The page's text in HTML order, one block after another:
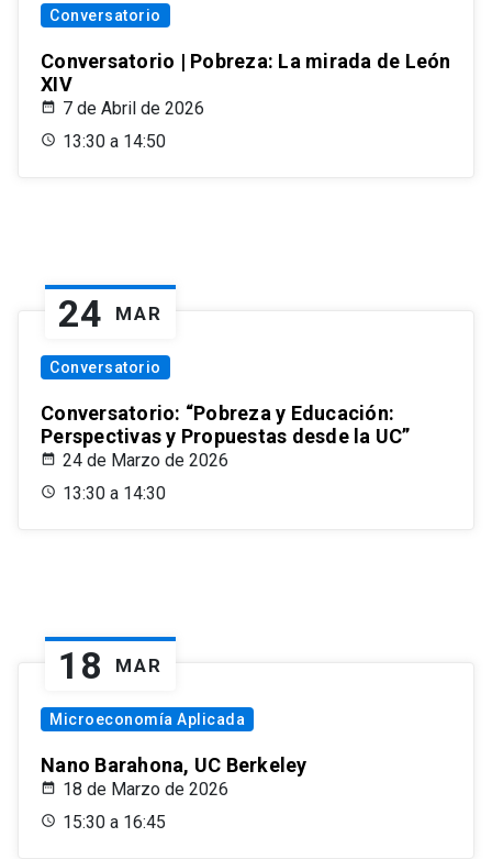
Conversatorio
Conversatorio | Pobreza: La mirada de León
XIV
7 de Abril de 2026
13:30 a 14:50
24 MAR
Conversatorio
Conversatorio: “Pobreza y Educación:
Perspectivas y Propuestas desde la UC”
24 de Marzo de 2026
13:30 a 14:30
18 MAR
Microeconomía Aplicada
Nano Barahona, UC Berkeley
18 de Marzo de 2026
15:30 a 16:45